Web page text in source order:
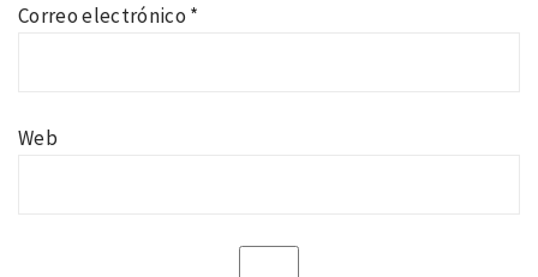
Correo electrónico *
Web